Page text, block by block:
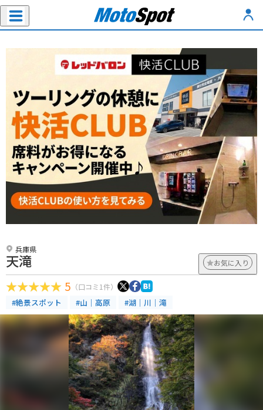
兵庫県
天滝 お気に入り
5 （口コミ1件）
#絶景スポット #山｜高原 #湖｜川｜滝